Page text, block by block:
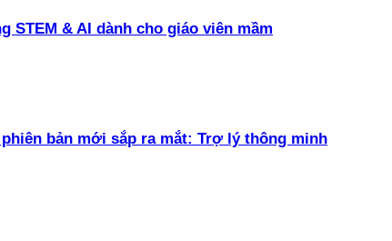
STEM & AI dành cho giáo viên mầm
bản mới sắp ra mắt: Trợ lý thông minh